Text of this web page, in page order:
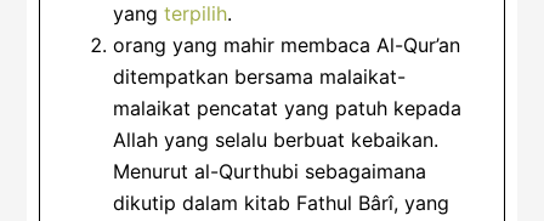
yangterpilih.
orang yang mahir membaca Al-Qur’an
ditempatkan bersama malaikat-
malaikat pencatat yang patuh kepada
Allah yang selalu berbuat kebaikan.
Menurut al-Qurthubi sebagaimana
dikutip dalam kitab Fathul Bârî, yang